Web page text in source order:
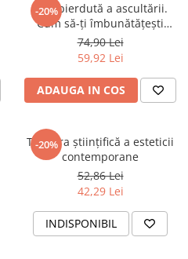
-20%
Arta pierdută a ascultării.
Cum să-ți îmbunătățești
relațiile învățând să-i asculți
pe ceilalți
74,90 Lei
59,92 Lei
ADAUGA IN COS
-20%
Turnura științifică a esteticii
contemporane
52,86 Lei
42,29 Lei
INDISPONIBIL